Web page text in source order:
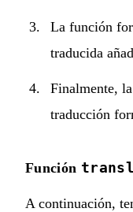
La función
traducida
Finalmente,
traducción
Función
A continuación,